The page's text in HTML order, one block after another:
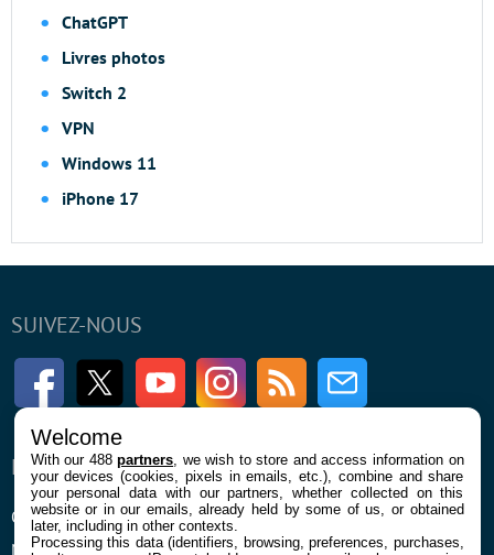
ChatGPT
Livres photos
Switch 2
VPN
Windows 11
iPhone 17
SUIVEZ-NOUS
FacebookTwitter Youtube InstagramRSS Newsletter
ENTREPRISE
Qui sommes nous
Mentions légales et CGU
À PROPOS
La rédaction
Contact
Welcome
With our 488partners , we wish to store and access information on
your devices (cookies, pixels in emails, etc.), combine and share
your personal data with our partners, whether collected on this
website or in our emails, already held by some of us, or obtained
later, including in other contexts.
Processing this data (identifiers, browsing, preferences, purchases,